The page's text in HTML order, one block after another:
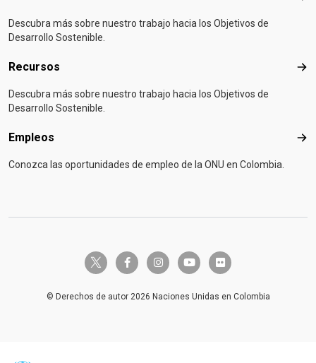
Descubra más sobre nuestro trabajo hacia los Objetivos de
Desarrollo Sostenible.
Recursos
Descubra más sobre nuestro trabajo hacia los Objetivos de
Desarrollo Sostenible.
Empleos
Conozca las oportunidades de empleo de la ONU en Colombia.
twitter-x facebook-finstagramyoutube flickr
© Derechos de autor 2026 Naciones Unidas en Colombia